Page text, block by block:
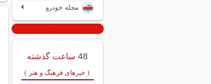
مجله خودرو
48 ساعت گذشته
( خبرهای فرهنگ و هنر )